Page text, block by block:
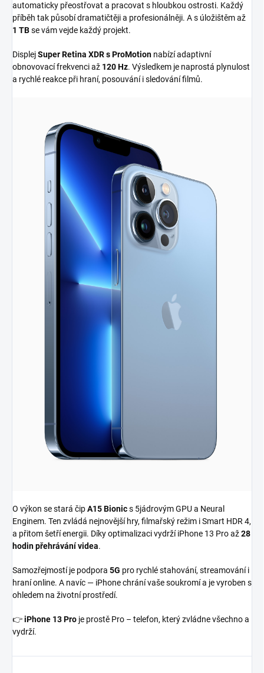
automaticky přeostřovat a pracovat s hloubkou ostrosti. Každý
příběh tak působí dramatičtěji a profesionálněji. A s úložištěm až
1 TBse vám vejde každý projekt.
DisplejSuper Retina XDR s ProMotion nabízí adaptivní
obnovovací frekvenci až 120 Hz. Výsledkem je naprostá plynulost
a rychlé reakce při hraní, posouvání i sledování filmů.
O výkon se stará čipA15 Bionics 5jádrovým GPU a Neural
Enginem. Ten zvládá nejnovější hry, filmařský režim i Smart HDR 4,
a přitom šetří energii. Díky optimalizaci vydrží iPhone 13 Pro až28
hodin přehrávání videa.
Samozřejmostí je podpora 5G pro rychlé stahování, streamování i
hraní online. A navíc — iPhone chrání vaše soukromí a je vyroben s
ohledem na životní prostředí.
👉iPhone 13 Pro je prostě Pro – telefon, který zvládne všechno a
vydrží.